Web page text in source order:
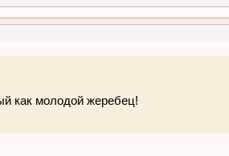
как молодой жеребец!